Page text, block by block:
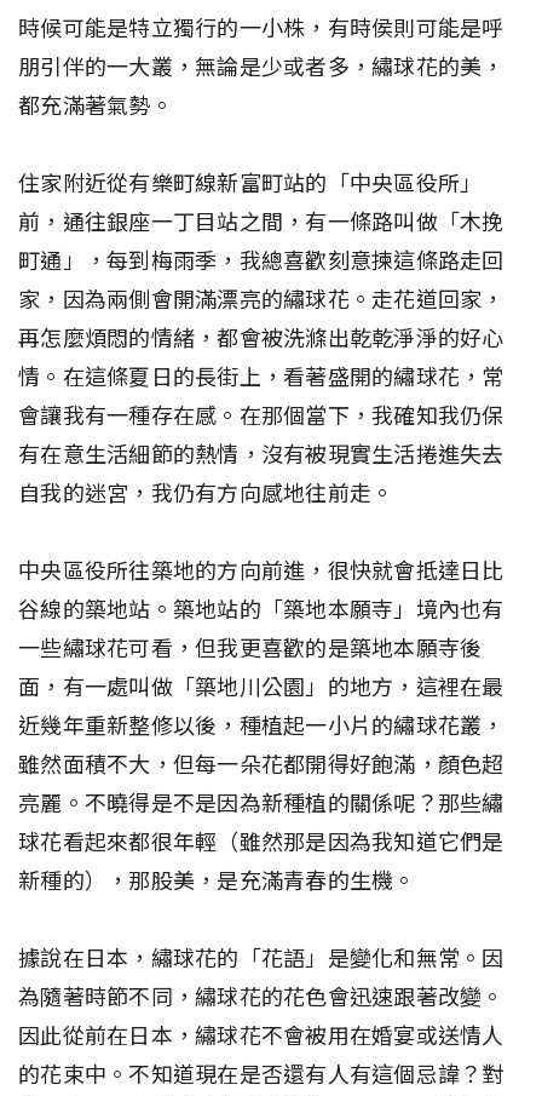
時候可能是特立獨行的一小株，有時侯則可能是呼
朋引伴的一大叢，無論是少或者多，繡球花的美，
都充滿著氣勢。
住家附近從有樂町線新富町站的「中央區役所」
前，通往銀座一丁目站之間，有一條路叫做「木挽
町通」，每到梅雨季，我總喜歡刻意揀這條路走回
家，因為兩側會開滿漂亮的繡球花。走花道回家，
再怎麼煩悶的情緒，都會被洗滌出乾乾淨淨的好心
情。在這條夏日的長街上，看著盛開的繡球花，常
會讓我有一種存在感。在那個當下，我確知我仍保
有在意生活細節的熱情，沒有被現實生活捲進失去
自我的迷宮，我仍有方向感地往前走。
中央區役所往築地的方向前進，很快就會抵達日比
谷線的築地站。築地站的「築地本願寺」境內也有
一些繡球花可看，但我更喜歡的是築地本願寺後
面，有一處叫做「築地川公園」的地方，這裡在最
近幾年重新整修以後，種植起一小片的繡球花叢，
雖然面積不大，但每一朵花都開得好飽滿，顏色超
亮麗。不曉得是不是因為新種植的關係呢？那些繡
球花看起來都很年輕（雖然那是因為我知道它們是
新種的），那股美，是充滿青春的生機。
據說在日本，繡球花的「花語」是變化和無常。因
為隨著時節不同，繡球花的花色會迅速跟著改變。
因此從前在日本，繡球花不會被用在婚宴或送情人
的花束中。不知道現在是否還有人有這個忌諱？對